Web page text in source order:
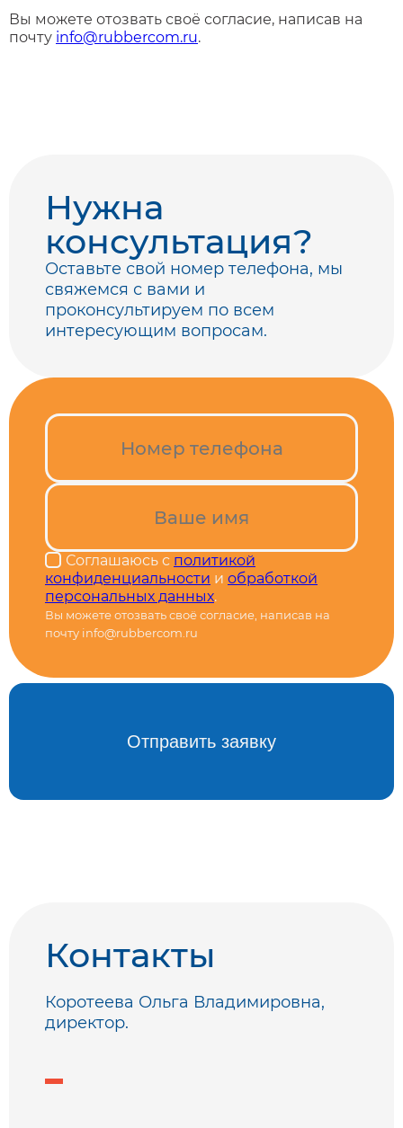
Вы можете отозвать своё согласие, написав на
почту info@rubbercom.ru.
Нужна
консультация?
Оставьте свой номер телефона, мы
свяжемся с вами и
проконсультируем по всем
интересующим вопросам.
Соглашаюсь с политикой
конфиденциальности и обработкой
персональных данных.
Вы можете отозвать своё согласие, написав на
почту info@rubbercom.ru
Контакты
Коротеева Ольга Владимировна,
директор.